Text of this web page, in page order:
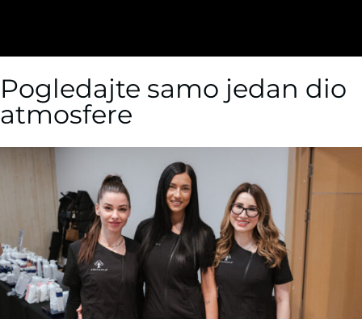
Pogledajte samo jedan dio
atmosfere